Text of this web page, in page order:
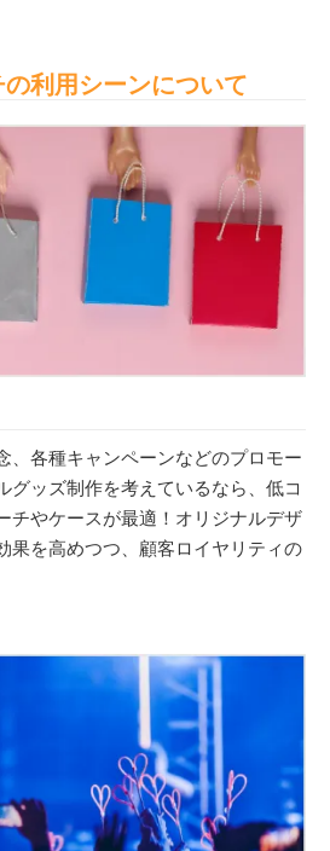
利用シーンについて
、各種キャンペーンなどのプロモー
グッズ制作を考えているなら、低コ
チやケースが最適！オリジナルデザ
果を高めつつ、顧客ロイヤリティの